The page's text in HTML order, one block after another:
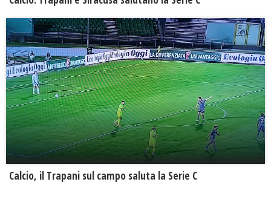
Calcio, il Trapani sul campo saluta la Serie C